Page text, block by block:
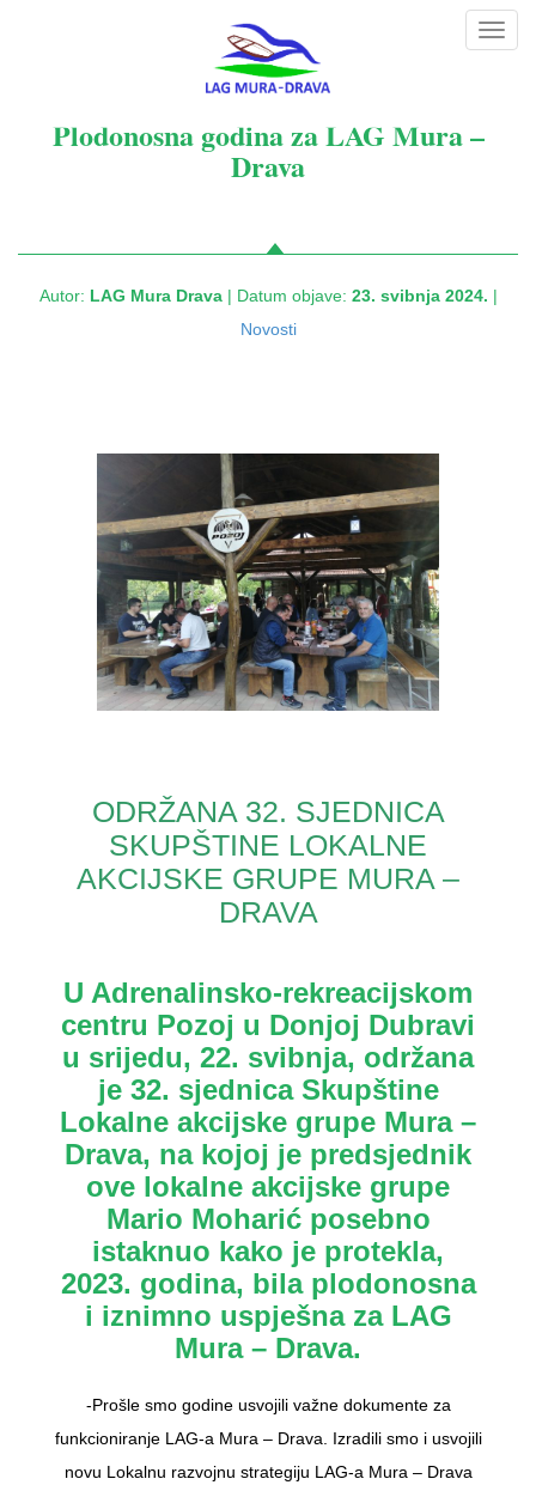
Plodonosna godina za LAG Mura –
Drava
Autor: LAG Mura Drava| Datum objave: 23. svibnja 2024. |
Novosti
ODRŽANA 32. SJEDNICA
SKUPŠTINE LOKALNE
AKCIJSKE GRUPE MURA –
DRAVA
U Adrenalinsko-rekreacijskom
centru Pozoj u Donjoj Dubravi
u srijedu, 22. svibnja, održana
je 32. sjednica Skupštine
Lokalne akcijske grupe Mura –
Drava, na kojoj je predsjednik
ove lokalne akcijske grupe
Mario Moharić posebno
istaknuo kako je protekla,
2023. godina, bila plodonosna
i iznimno uspješna za LAG
Mura – Drava.
-Prošle smo godine usvojili važne dokumente za
funkcioniranje LAG-a Mura – Drava. Izradili smo i usvojili
novu Lokalnu razvojnu strategiju LAG-a Mura – Drava